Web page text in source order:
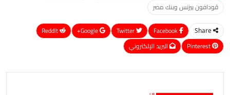
ڤودافون بيزنس وبنك مصر
Share
Google+
ReddIt
Pinterest
البريد الإلكتروني